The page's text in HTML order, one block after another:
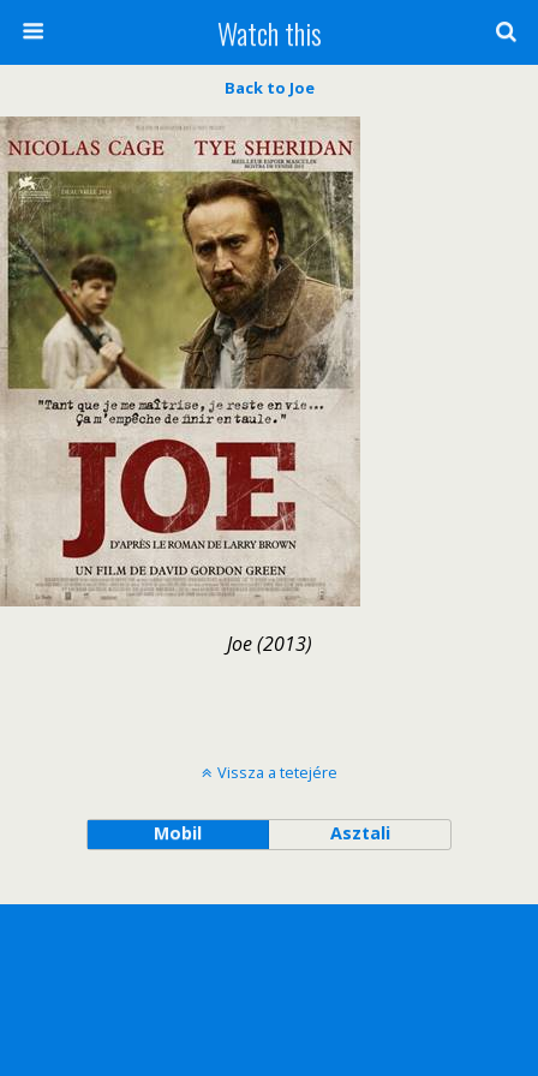
Watch this
Back to Joe
Joe (2013)
Vissza a tetejére
Mobil Asztali